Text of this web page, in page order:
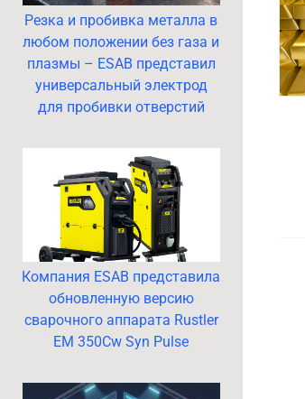
Резка и пробивка металла в
любом положении без газа и
плазмы – ESAB представил
универсальный электрод
для пробивки отверстий
Компания ESAB представила
обновленную версию
сварочного аппарата Rustler
EM 350Cw Syn Pulse